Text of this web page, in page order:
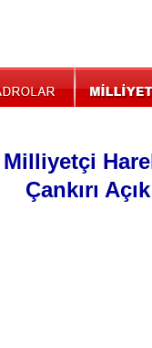
Milliyetçi
Çankırı